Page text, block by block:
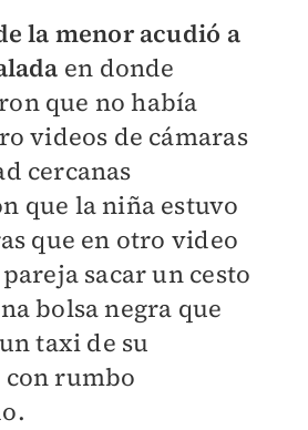
la menor acudió a
en donde
que no había
videos de cámaras
cercanas
que la niña estuvo
que en otro video
sacar un cesto
bolsa negra que
taxi de su
rumbo